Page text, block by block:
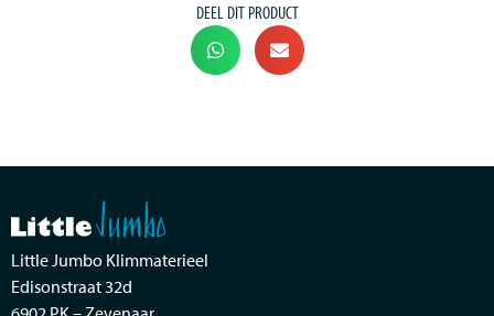
DEEL DIT PRODUCT
Little Jumbo Klimmaterieel
Edisonstraat 32d